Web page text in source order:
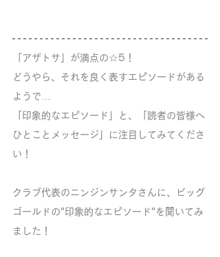
「アザトサ」が満点の☆5！
どうやら、それを良く表すエピソードがある
ようで…
「印象的なエピソード」と、「読者の皆様へ
ひとことメッセージ」に注目してみてくださ
い！
クラブ代表のニンジンサンタさんに、ビッグ
ゴールドの"印象的なエピソード"を聞いてみ
ました！